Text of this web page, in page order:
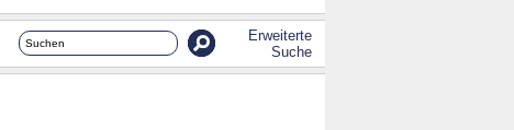
Erweiterte
Suche